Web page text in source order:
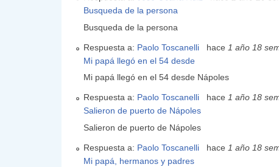
Busqueda de la persona
Busqueda de la persona
Respuesta a: Paolo Toscanelli hace 1 año 18
Mi papá llegó en el 54 desde
Mi papá llegó en el 54 desde Nápoles
Respuesta a: Paolo Toscanelli hace 1 año 18
Salieron de puerto de Nápoles
Salieron de puerto de Nápoles
Respuesta a: Paolo Toscanelli hace 1 año 18
Mi papá, hermanos y padres